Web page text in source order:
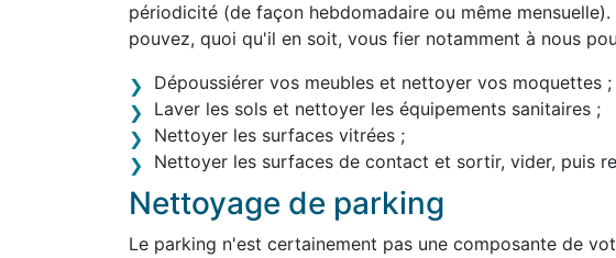
périodicité (de façon hebdomadaire ou même
pouvez, quoi qu'il en soit, vous fier notamment à nous
Dépoussiérer vos meubles et nettoyer vos moquettes ;
Laver les sols et nettoyer les équipements sanitaires ;
Nettoyer les surfaces vitrées ;
Nettoyer les surfaces de contact et sortir, vider, puis
Nettoyage de parking
Le parking n'est certainement pas une composante de